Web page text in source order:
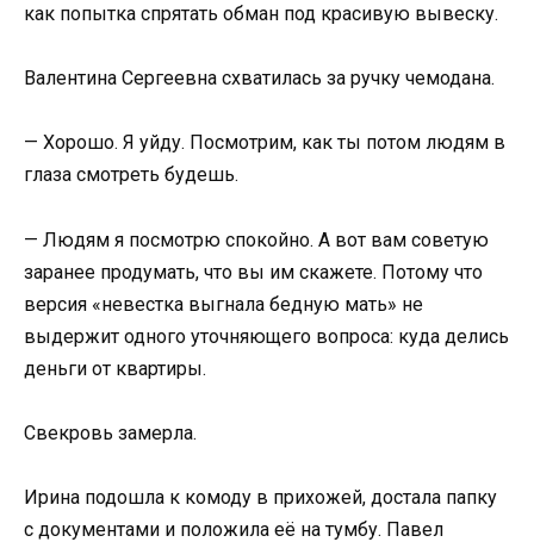
как попытка спрятать обман под красивую вывеску.
Валентина Сергеевна схватилась за ручку чемодана.
— Хорошо. Я уйду. Посмотрим, как ты потом людям в
глаза смотреть будешь.
— Людям я посмотрю спокойно. А вот вам советую
заранее продумать, что вы им скажете. Потому что
версия «невестка выгнала бедную мать» не
выдержит одного уточняющего вопроса: куда делись
деньги от квартиры.
Свекровь замерла.
Ирина подошла к комоду в прихожей, достала папку
с документами и положила её на тумбу. Павел